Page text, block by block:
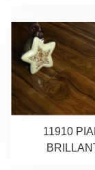
11910